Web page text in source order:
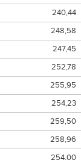
240,44
248,58
247,45
252,78
255,95
254,23
259,50
258,96
254,00